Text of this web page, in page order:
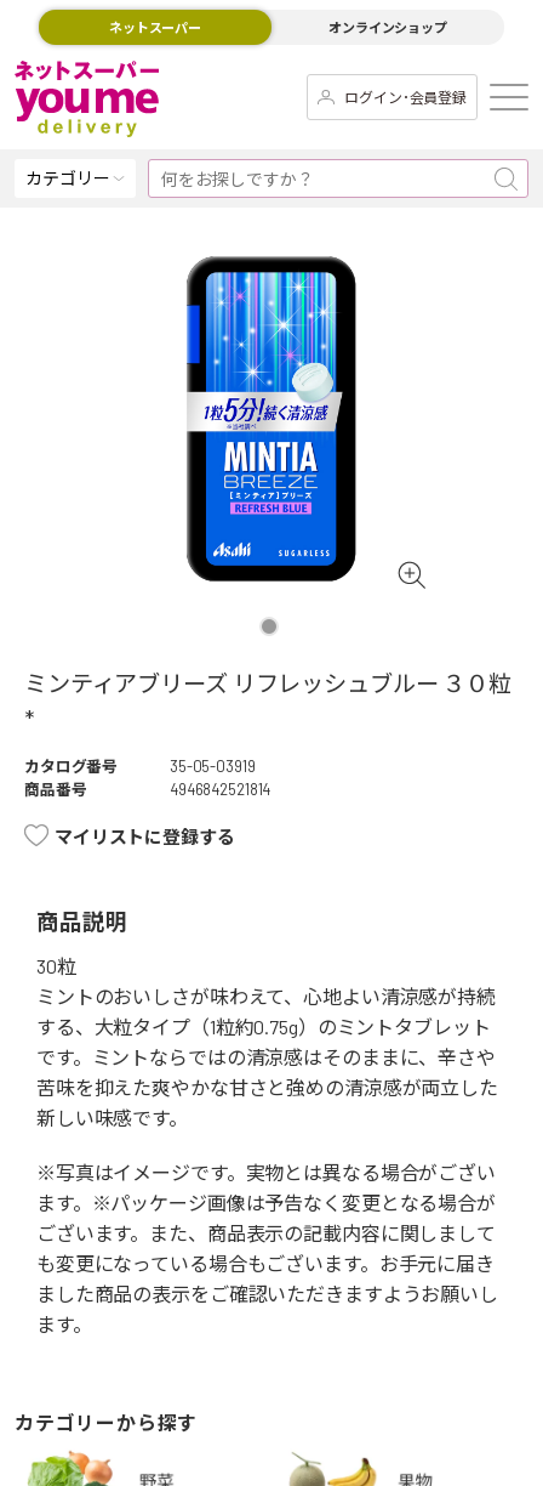
ネットスーパー オンラインショップ
ログイン･会員登録
カテゴリー
ミンティアブリーズ リフレッシュブルー ３０粒
*
カタログ番号
35-05-03919
商品番号
4946842521814
マイリストに登録する
商品説明
30粒
ミントのおいしさが味わえて、心地よい清涼感が持続
する、大粒タイプ（1粒約0.75g）のミントタブレット
です。ミントならではの清涼感はそのままに、辛さや
苦味を抑えた爽やかな甘さと強めの清涼感が両立した
新しい味感です。
※写真はイメージです。実物とは異なる場合がござい
ます。※パッケージ画像は予告なく変更となる場合が
ございます。また、商品表示の記載内容に関しまして
も変更になっている場合もございます。お手元に届き
ました商品の表示をご確認いただきますようお願いし
ます。
カテゴリーから探す